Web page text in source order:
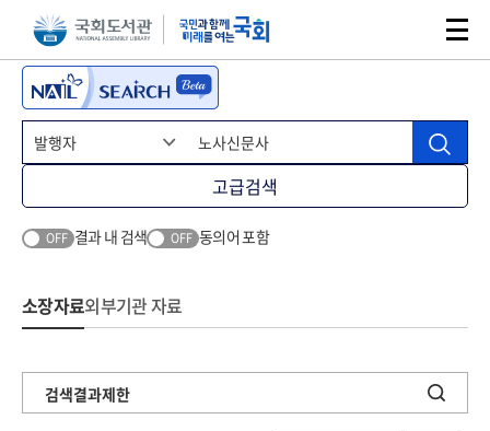
본문 바로가기주메뉴 바로가기
고급검색
OFF 결과 내 검색 OFF 동의어 포함
소장자료외부기관 자료
검색결과제한